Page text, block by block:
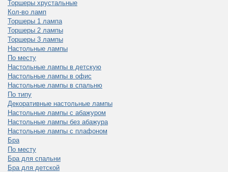
Торшеры хрустальные
Кол-во ламп
Торшеры 1 лампа
Торшеры 2 лампы
Торшеры 3 лампы
Настольные лампы
По месту
Настольные лампы в детскую
Настольные лампы в офис
Настольные лампы в спальню
По типу
Декоративные настольные лампы
Настольные лампы с абажуром
Настольные лампы без абажура
Настольные лампы с плафоном
Бра
По месту
Бра для спальни
Бра для детской